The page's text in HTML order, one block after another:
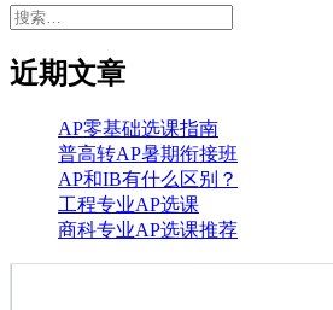
搜
近期文章
AP零基础选课指南
普高转AP暑期衔接班
AP和IB有什么区别？
工程专业AP选课
商科专业AP选课推荐